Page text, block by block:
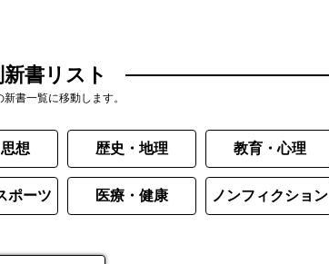
書リスト
書一覧に移動します。
想 歴史・地理 教育・心理
ポーツ 医療・健康 ノンフィクション